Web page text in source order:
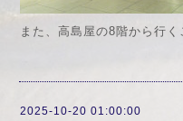
また、高島屋の8階から行く
2025-10-20 01:00:00